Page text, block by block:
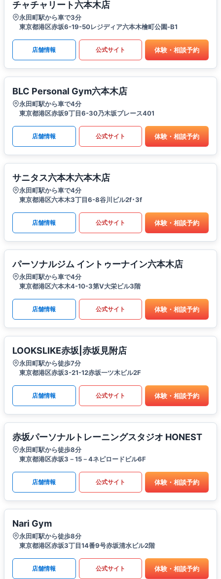
チャチャリート六本木店
永田町駅から車で3分
東京都港区赤坂6-19-50レジディア六本木檜町公園-B1
店舗情報 公式サイト 体験・相談予約
BLC Personal Gym六本木店
永田町駅から車で4分
東京都港区赤坂9丁目6-30乃木坂プレース401
店舗情報 公式サイト 体験・相談予約
サニタス六本木六本木店
永田町駅から車で4分
東京都港区六本木3丁目6-8谷川ビル2f･3f
店舗情報 公式サイト 体験・相談予約
パーソナルジム イントゥーナイン六本木店
永田町駅から車で4分
東京都港区六本木4-10-3第V大栄ビル3階
店舗情報 公式サイト 体験・相談予約
LOOKSLIKE赤坂|赤坂見附店
永田町駅から徒歩7分
東京都港区赤坂3-21-12赤坂一ツ木ビル2F
店舗情報 公式サイト 体験・相談予約
赤坂パーソナルトレーニングスタジオ HONEST
永田町駅から徒歩8分
東京都港区赤坂3－15－4ネピロードビル6F
店舗情報 公式サイト 体験・相談予約
Nari Gym
永田町駅から徒歩8分
東京都港区赤坂3丁目14番9号赤坂清水ビル2階
店舗情報 公式サイト 体験・相談予約